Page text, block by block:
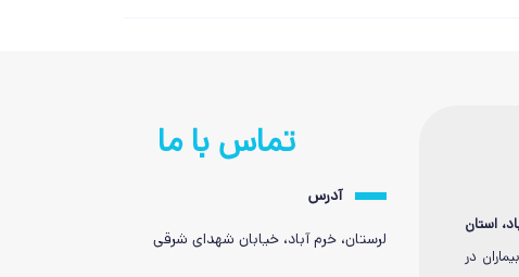
استان
در
تماس با ما
آدرس
لرستان، خرم آباد، خیابان شهدای شرقی